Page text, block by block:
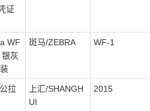
证
WF
灰
斑马/ZEBRA WF-1
拉
上汇/SHANGH
UI
2015